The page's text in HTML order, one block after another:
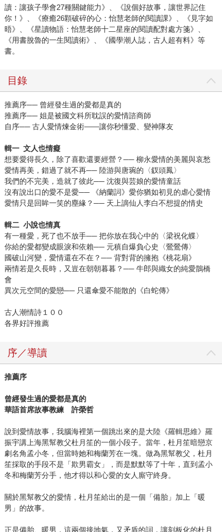
人道實踐家，內心爆棚的大愛與關懷，讓我每讀一次＜公輸
＞，就會渾身竄熱，為他人的摩頂放踵而敬重，為他的聰明
機智而讚嘆。 墨子絕對不是一個舌燦蓮花的巧辯者，是用生
命去愛世人的務實者。同時，他讓弱者有能力變強大，讓弱
勢團體有機會去串連，他的非攻絕對是有能力捍衛敵手的欺
果你穿越到現代，你要怎麼保護烏克蘭的子民，免於戰爭的
迫害與戰火的侵襲？墨子的兼愛與非攻也是我所期待的未來
世界圖像。 6.去年老師統籌，聯合了新北市閱讀績優學校、
與金石堂網路書店合作，主推了「D-I-BOOK」選書師系統，
對閱讀的推廣不遺餘力。想問老師覺得「閱讀」對學生的真
讀就像氧氣，不能一刻沒有它。雖然它看似不存在，卻是生
存的必要品。面對變化快速的AI時代，唯有不斷學習新知，
才能跟上時代潮流。因此，數位原住民世代並非抗拒閱讀，
而是他們生命有許多有趣的事物等著他們去探究與試探，如
果，我們可以透過遊戲化、科技化的方式，引領他們認識閱
那麼，新世代的閱讀品味與素養，自能展現奔放的熱力與能
量。 同時，閱讀是我們與孤獨共處時最好的朋友，看似無聲
卻勝有聲，它安靜地陪伴，給予我們靜享孤獨的快樂。最
後，想推薦給金石堂朋友的書籍是：《不敗學習力》、《大
概是時間在煮我吧》、《蛤蟆先生去看心理師》三本好書，
有的實用、有的文藝、有的思辨，讓你閱讀更適性多元。
簽名版】 活動期間：3/10~4/10 活動辦法：凡於活動期間，
於金石堂官方粉絲專頁活動區，留言「如果身在古代，最喜
慧老師親簽簽名版 名額：FB抽7位/IG抽3位 抽獎公布：4/11
中午前於金石堂官方FB/IG粉專公布名單，並統一於4/20前寄
出贈品。 活動頁面連結：
IG→https://www.instagram.com/p/Ca6DMTKtiBy 前往看更
多→宋怡慧老師作品
讀：讓孩子學會27種關鍵能力》、《說個好故事，讓世界記住
你！》、《療癒26顆破碎的心：怡慧老師的閱讀課》、《見字如
晤》、《星讀物語：怡慧老師十二星座的閱讀配對處方箋》、
《用書脫魯的一生閱讀術》、《國學潮人誌，古人超有料》等
書。
目錄
推薦序── 曾經發生過的愛都是真的
推薦序── 姐是被國文科所耽誤的愛情諮商師
自序── 古人愛情煉金術——讓你秒懂愛、變神隊友
輯一 文人也情癡
想要愛得長久，除了喜歡還要經營？── 柳永愛情的美麗與哀愁
愛情再美，錯過了就不再── 陸游與唐琬的〈釵頭鳳〉
我們的不完美，造就了彼此── 沈復與芸娘的愛情童話
沒有說出口的愛不是愛── 《納蘭詞》愛你猶如初見的虐心愛情
愛情只是回眸一笑的塵緣？── 天上謫仙人李白不想提的情史
輯二 小說也情真
有一種愛，死了也不放手── 把你放在我心中的〈梁祝化蝶〉
你給的愛都變成眼淚和依賴── 元稹自爆負心史〈鶯鶯傳〉
國破山河變，愛情還在不在？── 背對背的擁抱《桃花扇》
兩情若是久長時，又豈在朝朝暮暮？── 牛郎與織女的純愛鵲橋
會
異次元空間的愛戀── 只還傘愛不能散的《白蛇傳》
古人潮情詩１００
各界好評推薦
序／導讀
推薦序
曾經發生過的愛都是真的
華語首席故事教練 許榮哲
說到愛情故事，我腦海裡第一個跳出來的是大陸《羅輯思維》羅
振宇講上海黑幫教父杜月笙的一個小段子。當年，杜月笙暗戀京
劇名角孟小冬，但當時她和梅蘭芳在一塊。做為黑幫教父，杜月
笙採取的手段不是「欺男霸女」，而是默默等了十年，直到孟小
冬和梅蘭芳分手，他才得以和心愛的女人廝守終身。
關於黑幫教父的愛情，杜月笙給出的是一個「備胎」加上「暖
男」的故事。
正是備胎、暖男，這兩個接地氣，又矛盾的詞，讓刻板化的杜月